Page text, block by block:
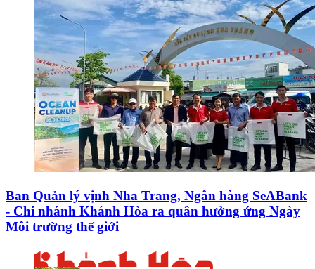
Ban Quản lý vịnh Nha Trang, Ngân hàng SeABank
- Chi nhánh Khánh Hòa ra quân hưởng ứng Ngày
Môi trường thế giới